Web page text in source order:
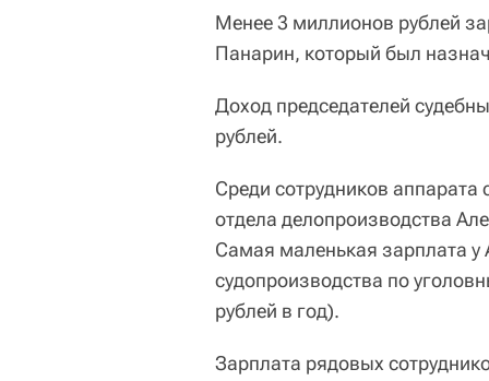
Менее 3 миллионов рублей
Панарин, который был
Доход председателей
рублей.
Среди сотрудников
отдела делопроизводства
Самая маленькая зарплата
судопроизводства по
рублей в год).
Зарплата рядовых